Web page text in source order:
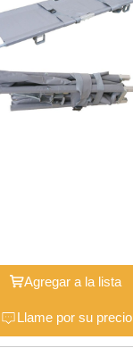
Agregar a la lista
Llame por su precio